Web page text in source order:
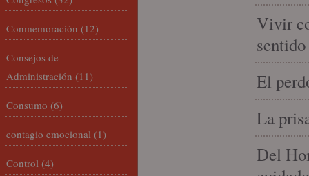
Vivir
El
La
Del
Conmemoración (12)
Consejos de
Administración (11)
Consumo (6)
contagio emocional (1)
Control (4)